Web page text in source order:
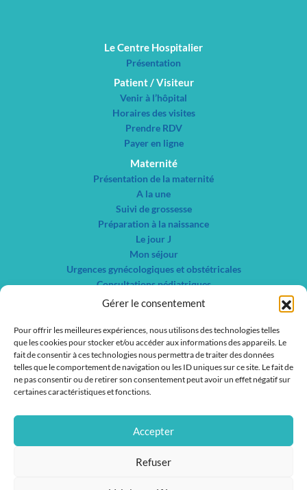
Gérer le consentement
Pour offrir les meilleures expériences, nous utilisons des technologies telles
que les cookies pour stocker et/ou accéder aux informations des appareils. Le
fait de consentir à ces technologies nous permettra de traiter des données
telles que le comportement de navigation ou les ID uniques sur ce site. Le fait de
ne pas consentir ou de retirer son consentement peut avoir un effet négatif sur
certaines caractéristiques et fonctions.
Accepter
Refuser
Le Centre Hospitalier
Présentation
Patient / Visiteur
Venir à l’hôpital
Horaires des visites
Prendre RDV
Payer en ligne
Maternité
Présentation de la maternité
A la une
Suivi de grossesse
Préparation à la naissance
Le jour J
Mon séjour
Urgences gynécologiques et obstétricales
Consultations pédiatriques
Autres consultations gynécologiques
Nos spécialités
Liste des services
Liste des médecins
Actualités
IFSI / IFAS